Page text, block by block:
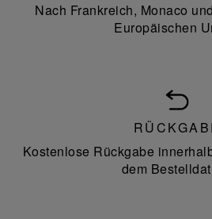
Nach Frankreich, Monaco
Europäischen
Kostenlose Rückgabe
dem